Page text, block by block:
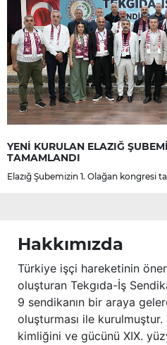
YENİ KURULAN ELAZIĞ
TAMAMLANDI
Elazığ Şubemizin 1. Olağan kongresi
Hakkımızda
Türkiye işçi hareketinin
oluşturan Tekgıda-İş
9 sendikanın bir araya
oluşturması ile kurulmuştur.
kimliğini ve gücünü XIX.